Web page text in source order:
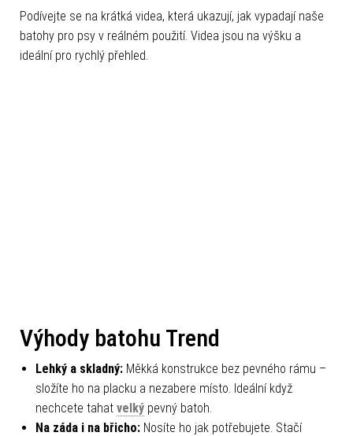
Podívejte se na krátká videa, která ukazují, jak vypadají naše
batohy pro psy v reálném použití. Videa jsou na výšku a
ideální pro rychlý přehled.
Výhody batohu Trend
Lehký a skladný: Měkká konstrukce bez pevného rámu –
složíte ho na placku a nezabere místo. Ideální když
nechcete tahat velký pevný batoh.
Na záda i na břicho: Nosíte ho jak potřebujete. Stačí